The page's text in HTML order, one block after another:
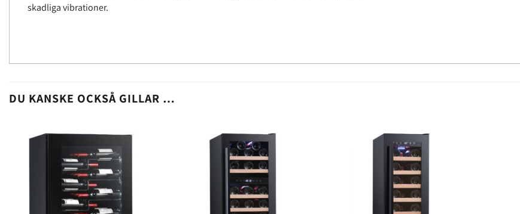
skadliga vibrationer.
DU KANSKE OCKSÅ GILLAR …